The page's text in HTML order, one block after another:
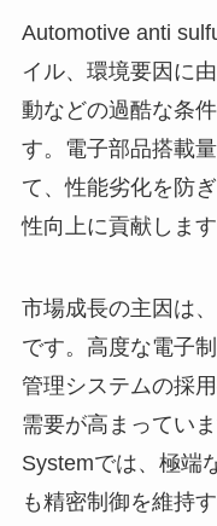
Automotive anti
イル、環境要因に
動などの過酷な条
す。電子部品搭載
て、性能劣化を防
性向上に貢献します
市場成長の主因は
です。高度な電子
管理システムの採
需要が高まってい
Systemでは、極端
も精密制御を維持